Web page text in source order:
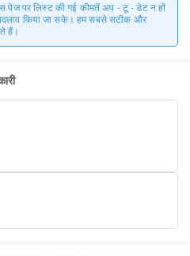
पेज पर लिस्ट की गई कीमतें अप - टू - डेट न हों
किया जा सके। हम सबसे सटीक और
हैं।